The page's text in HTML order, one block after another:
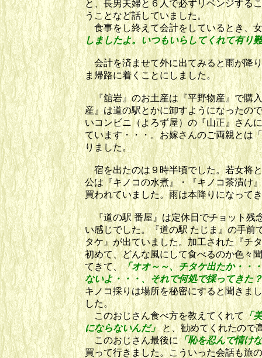
と、長男夫婦と６人で必ずリベンジする
うことなど話していました。
食事をし終えて会計をしているとき、
しましたよ。いつもいらしてくれて有り
会計を済ませて外に出てみると雨が降
ま帰路に着くことにしました。
『舘岩』のお土産は『平野物産』で購
産』は道の駅とかに卸すようになったの
いコンビニ（よろず屋）の『山正』さん
ています・・・。お嫁さんのご両親とは
りました。
宿を出たのは９時半頃でした。若女将
公は『キノコの水煮』・『キノコ茶漬け
買われていました。雨は本降りになって
『道の駅 番屋』は定休日でチョット残
い感じでした。『道の駅 たじま』の手前
タケ』が出ていました。加工された『チ
初めて、どんな風にして食べるのか色々
てきて、「オオ～～、チタケ出たか・・
ないよ・・・、それで何処で採ってきた
キノコ採りは場所を秘密にすると聞きま
した。
このおじさん食べ方を教えてくれて「
にならないんだ」と、勧めてくれたので
このおじさん最後に「恥を忍んで情け
買って行きました。こういった会話も旅